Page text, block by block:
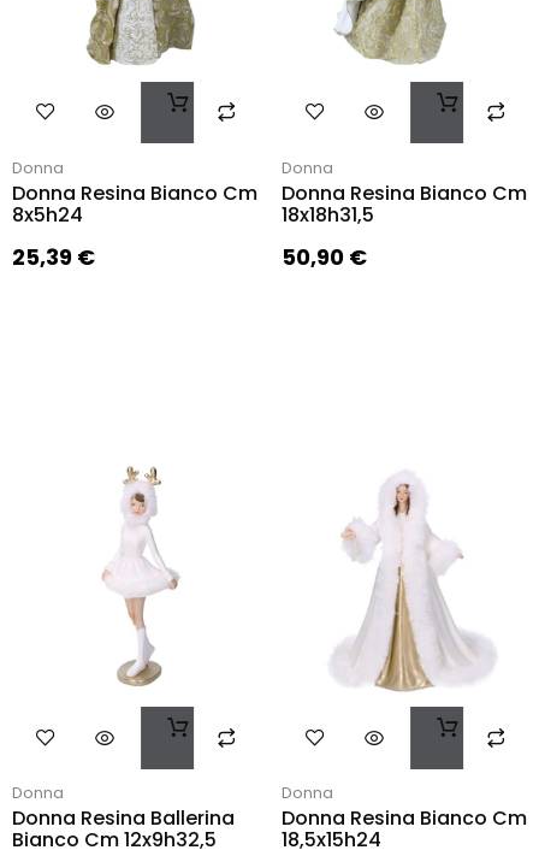
Donna
Donna Resina Bianco Cm
8x5h24
25,39 €
Donna
Donna Resina Bianco Cm
18x18h31,5
50,90 €
Donna
Donna Resina Ballerina
Bianco Cm 12x9h32,5
Donna
Donna Resina Bianco Cm
18,5x15h24